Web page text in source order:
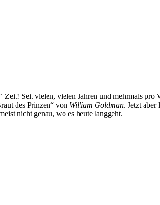
Zeit! Seit vielen, vielen Jahren und mehrmals pro
des Prinzen“ von William Goldman. Jetzt aber
nicht genau, wo es heute langgeht.